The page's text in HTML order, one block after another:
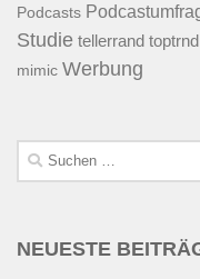
Podcasts
Studie tellerrand toptrnd
mimic Werbung
Suchen
nach:
NEUESTE